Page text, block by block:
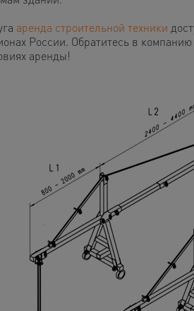
аренда строительной техники
России. Обратитесь в
аренды!